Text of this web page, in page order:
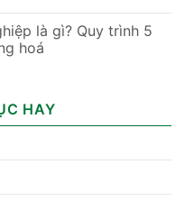
là gì? Quy trình 5
hoá
HAY